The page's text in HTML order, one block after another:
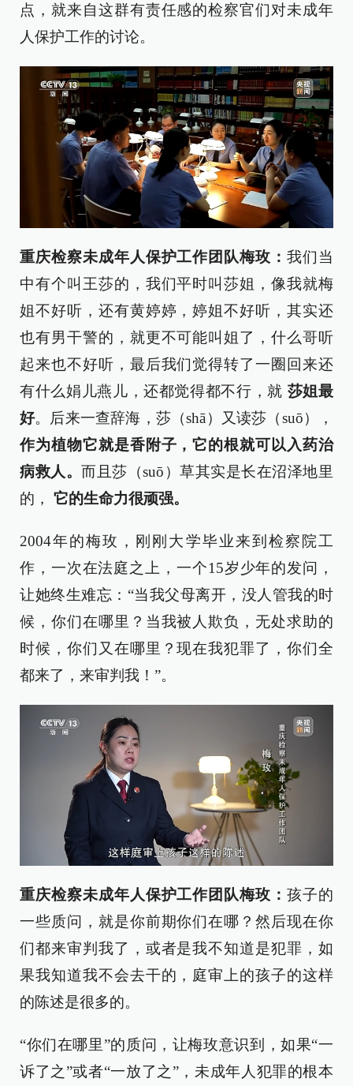
点，就来自这群有责任感的检察官们对未成年
人保护工作的讨论。
重庆检察未成年人保护工作团队梅玫：我们当
中有个叫王莎的，我们平时叫莎姐，像我就梅
姐不好听，还有黄婷婷，婷姐不好听，其实还
也有男干警的，就更不可能叫姐了，什么哥听
起来也不好听，最后我们觉得转了一圈回来还
有什么娟儿燕儿，还都觉得都不行，就 莎姐最
好。后来一查辞海，莎（shā）又读莎（suō），
作为植物它就是香附子，它的根就可以入药治
病救人。而且莎（suō）草其实是长在沼泽地里
的，
它的生命力很顽强。
2004年的梅玫，刚刚大学毕业来到检察院工
作，一次在法庭之上，一个15岁少年的发问，
让她终生难忘：“当我父母离开，没人管我的时
候，你们在哪里？当我被人欺负，无处求助的
时候，你们又在哪里？现在我犯罪了，你们全
都来了，来审判我！”。
重庆检察未成年人保护工作团队梅玫：孩子的
一些质问，就是你前期你们在哪？然后现在你
们都来审判我了，或者是我不知道是犯罪，如
果我知道我不会去干的，庭审上的孩子的这样
的陈述是很多的。
“你们在哪里”的质问，让梅玫意识到，如果“一
诉了之”或者“一放了之”，未成年人犯罪的根本